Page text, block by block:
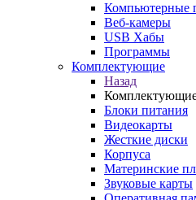
Компьютерные
Веб-камеры
USB Хабы
Программы
Комплектующие
Назад
Блоки питания
Видеокарты
Жесткие диски
Корпуса
Материнские
Звуковые карты